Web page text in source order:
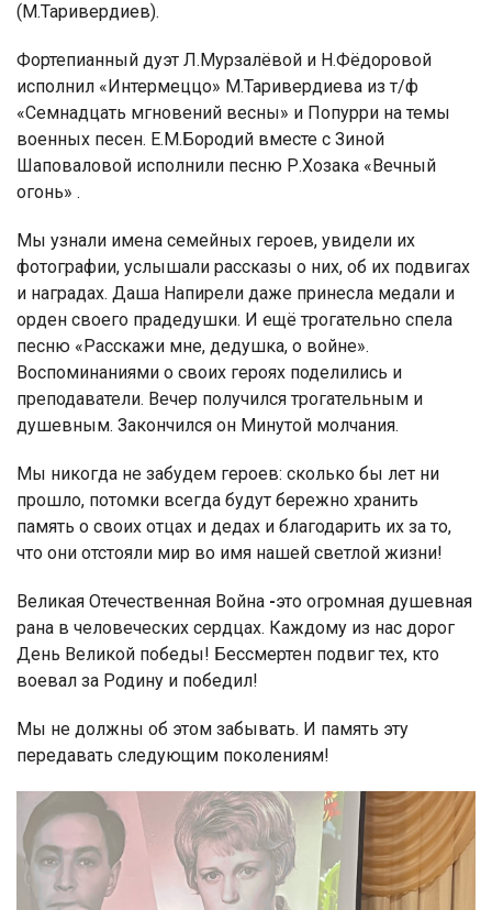
(М.Таривердиев).
Фортепианный дуэт Л.Мурзалёвой и Н.Фёдоровой
исполнил «Интермеццо» М.Таривердиева из т/ф
«Семнадцать мгновений весны» и Попурри на темы
военных песен. Е.М.Бородий вместе с Зиной
Шаповаловой исполнили песню Р.Хозака «Вечный
огонь» .
Мы узнали имена семейных героев, увидели их
фотографии, услышали рассказы о них, об их подвигах
и наградах. Даша Напирели даже принесла медали и
орден своего прадедушки. И ещё трогательно спела
песню «Расскажи мне, дедушка, о войне».
Воспоминаниями о своих героях поделились и
преподаватели. Вечер получился трогательным и
душевным. Закончился он Минутой молчания.
Мы никогда не забудем героев: сколько бы лет ни
прошло, потомки всегда будут бережно хранить
память о своих отцах и дедах и благодарить их за то,
что они отстояли мир во имя нашей светлой жизни!
Великая Отечественная Война -это огромная душевная
рана в человеческих сердцах. Каждому из нас дорог
День Великой победы! Бессмертен подвиг тех, кто
воевал за Родину и победил!
Мы не должны об этом забывать. И память эту
передавать следующим поколениям!